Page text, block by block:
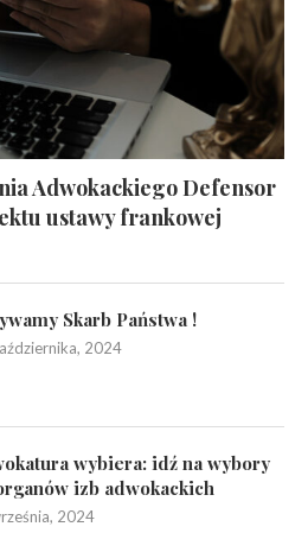
Adwokackiego Defensor
ustawy frankowej
Skarb Państwa !
2024
wybiera: idź na wybory
izb adwokackich
2024